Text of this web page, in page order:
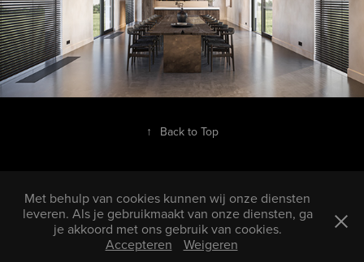
↑ Back to Top
Copyright © 2002 3D-lab BV. Alle rechten voorbehouden. Lees meer
over onsPrivacy Policyen onsCookie Policy
Met behulp van cookies kunnen wij onze diensten
leveren. Als je gebruikmaakt van onze diensten, ga
je akkoord met ons gebruik van cookies.
Accepteren
Weigeren